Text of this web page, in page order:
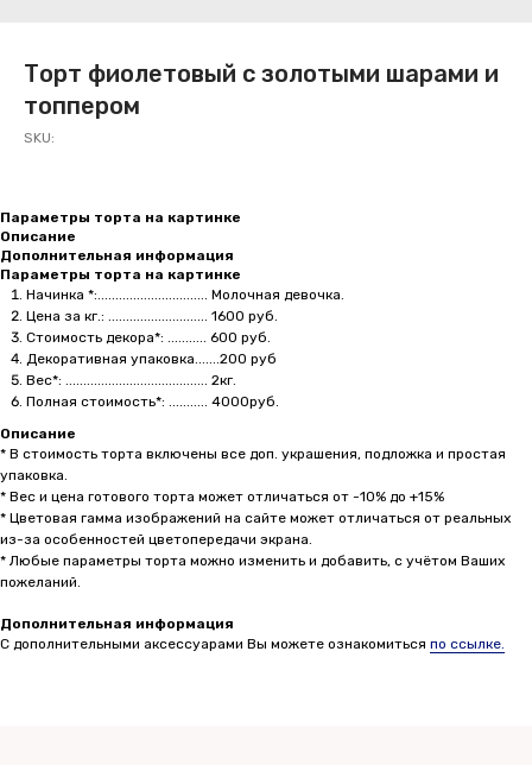
Торт фиолетовый с золотыми шарами и
топпером
SKU:
Параметры торта на картинке
Описание
Дополнительная информация
Параметры торта на картинке
Начинка *:............................... Молочная девочка.
Цена за кг.: ............................ 1600 руб.
Стоимость декора*: ........... 600 руб.
Декоративная упаковка.......200 руб
Вес*: ........................................ 2кг.
Полная стоимость*: ........... 4000руб.
Описание
* В стоимость торта включены все доп. украшения, подложка и простая
упаковка.
* Вес и цена готового торта может отличаться от -10% до +15%
* Цветовая гамма изображений на сайте может отличаться от реальных
из-за особенностей цветопередачи экрана.
* Любые параметры торта можно изменить и добавить, с учётом Ваших
пожеланий.
Дополнительная информация
С дополнительными аксессуарами Вы можете ознакомиться по ссылке.